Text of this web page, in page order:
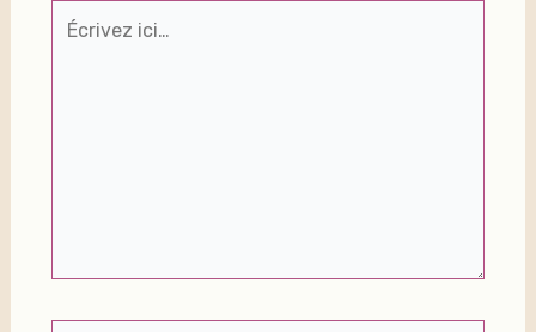
Écrivez
ici…